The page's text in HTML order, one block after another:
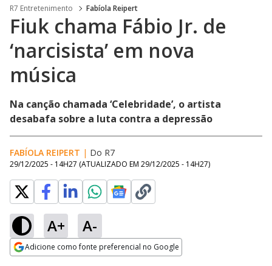
R7 Entretenimento Fabíola Reipert
Fiuk chama Fábio Jr. de
‘narcisista’ em nova
música
Na canção chamada ‘Celebridade’, o artista
desabafa sobre a luta contra a depressão
FABÍOLA REIPERT | Do R7
29/12/2025 - 14H27 (ATUALIZADO EM 29/12/2025 - 14H27)
A+ A-
Adicione como fonte preferencial no Google
Ativar
Loaded
19.90%